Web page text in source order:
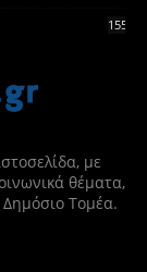
155
με
θέματα,
Δημόσιο Τομέα.